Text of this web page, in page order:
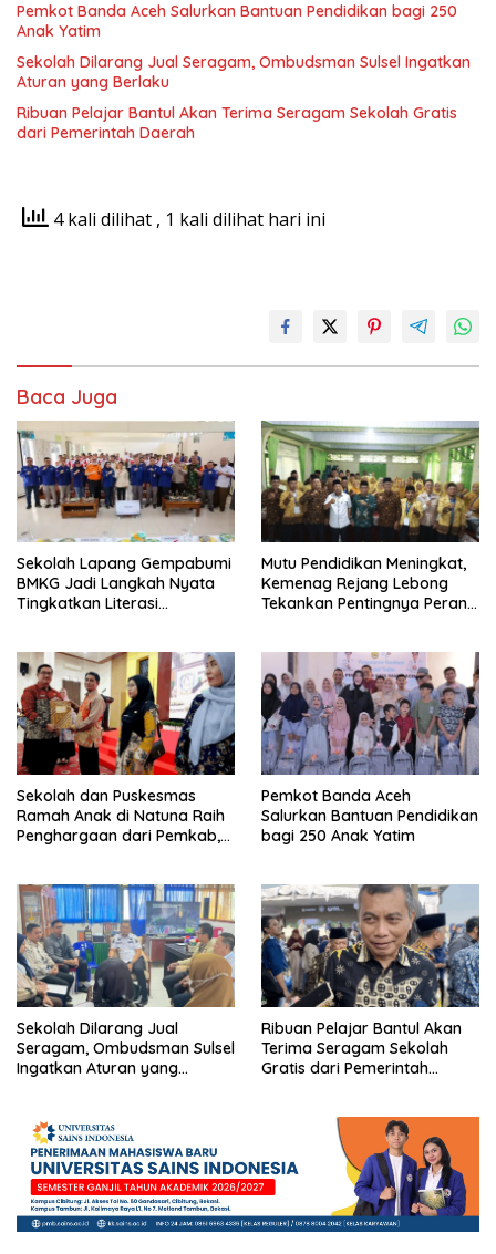
Pemkot Banda Aceh Salurkan Bantuan Pendidikan bagi 250
Anak Yatim
Sekolah Dilarang Jual Seragam, Ombudsman Sulsel Ingatkan
Aturan yang Berlaku
Ribuan Pelajar Bantul Akan Terima Seragam Sekolah Gratis
dari Pemerintah Daerah
4 kali dilihat , 1 kali dilihat hari ini
Baca Juga
Sekolah Lapang Gempabumi
BMKG Jadi Langkah Nyata
Tingkatkan Literasi
Mutu Pendidikan Meningkat,
Kemenag Rejang Lebong
Tekankan Pentingnya Peran
Sekolah dan Puskesmas
Ramah Anak di Natuna Raih
Penghargaan dari Pemkab,
Pemkot Banda Aceh
Salurkan Bantuan Pendidikan
bagi 250 Anak Yatim
Sekolah Dilarang Jual
Seragam, Ombudsman Sulsel
Ingatkan Aturan yang
Ribuan Pelajar Bantul Akan
Terima Seragam Sekolah
Gratis dari Pemerintah